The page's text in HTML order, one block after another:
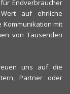
Endverbraucher
auf ehrliche
Kommunikation mit
von Tausenden
uns auf die
Partner oder